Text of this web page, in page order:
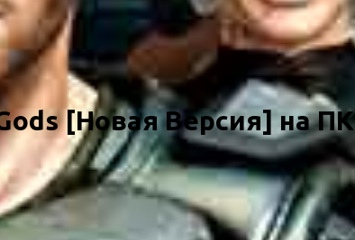
[Новая Версия] на ПК